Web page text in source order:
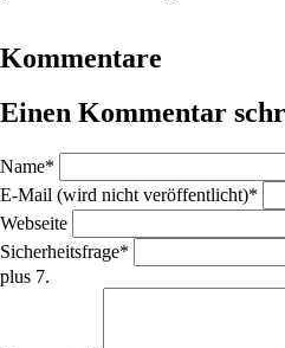
Kommentare
Einen Kommentar
Pflichtfeld
Name*
Pflichtfeld
E-Mail (wird nicht veröffentlicht)*
Webseite
Pflichtfeld
Sicherheitsfrage*
plus 7.